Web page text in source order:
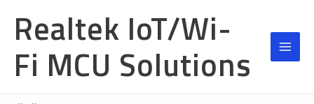
容
Realtek IoT/Wi-
Fi MCU Solutions